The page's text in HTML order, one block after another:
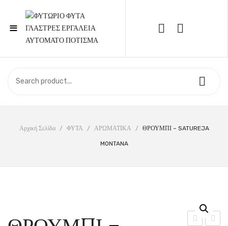
≡
Call Support: 210 6857844
ΣΧΕΤΙΚΆ ΜΕ ΕΜΆΣ
ΕΠΙΚΟΙΝΩΝΊΑ
Αρχική Σελίδα / ΦΥΤΑ / ΑΡΩΜΑΤΙΚΑ / ΘΡΟΥΜΠΙ – SATUREJA
MONTANA